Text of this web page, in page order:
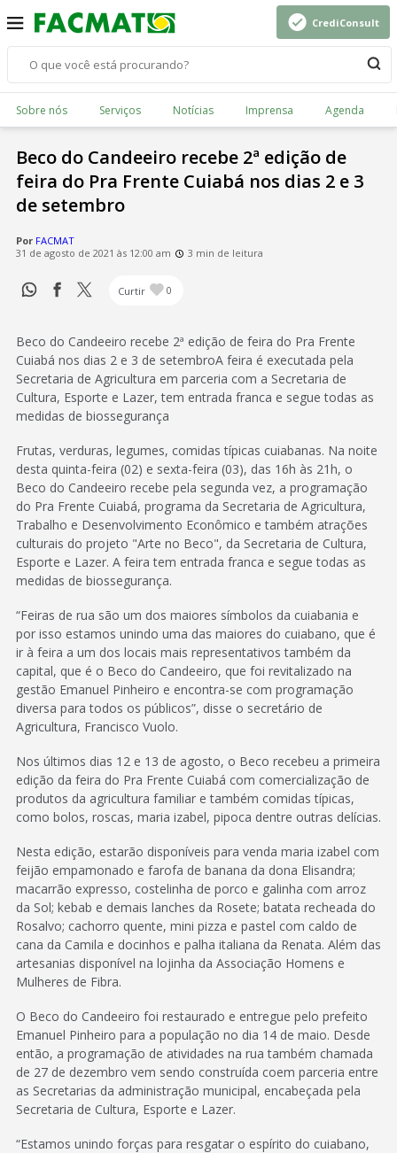
CrediConsult
Sobre nós Serviços Notícias Imprensa Agenda
Beco do Candeeiro recebe 2ª edição de
feira do Pra Frente Cuiabá nos dias 2 e 3
de setembro
Por FACMAT
31 de agosto de 2021 às 12:00 am
3 min de leitura
Curtir 0
Beco do Candeeiro recebe 2ª edição de feira do Pra Frente
Cuiabá nos dias 2 e 3 de setembroA feira é executada pela
Secretaria de Agricultura em parceria com a Secretaria de
Cultura, Esporte e Lazer, tem entrada franca e segue todas as
medidas de biossegurança
Frutas, verduras, legumes, comidas típicas cuiabanas. Na noite
desta quinta-feira (02) e sexta-feira (03), das 16h às 21h, o
Beco do Candeeiro recebe pela segunda vez, a programação
do Pra Frente Cuiabá, programa da Secretaria de Agricultura,
Trabalho e Desenvolvimento Econômico e também atrações
culturais do projeto "Arte no Beco", da Secretaria de Cultura,
Esporte e Lazer. A feira tem entrada franca e segue todas as
medidas de biossegurança.
“Feiras de rua são um dos maiores símbolos da cuiabania e
por isso estamos unindo uma das maiores do cuiabano, que é
ir à feira a um dos locais mais representativos também da
capital, que é o Beco do Candeeiro, que foi revitalizado na
gestão Emanuel Pinheiro e encontra-se com programação
diversa para todos os públicos”, disse o secretário de
Agricultura, Francisco Vuolo.
Nos últimos dias 12 e 13 de agosto, o Beco recebeu a primeira
edição da feira do Pra Frente Cuiabá com comercialização de
produtos da agricultura familiar e também comidas típicas,
como bolos, roscas, maria izabel, pipoca dentre outras delícias.
Nesta edição, estarão disponíveis para venda maria izabel com
feijão empamonado e farofa de banana da dona Elisandra;
macarrão expresso, costelinha de porco e galinha com arroz
da Sol; kebab e demais lanches da Rosete; batata recheada do
Rosalvo; cachorro quente, mini pizza e pastel com caldo de
cana da Camila e docinhos e palha italiana da Renata. Além das
artesanias disponível na lojinha da Associação Homens e
Mulheres de Fibra.
O Beco do Candeeiro foi restaurado e entregue pelo prefeito
Emanuel Pinheiro para a população no dia 14 de maio. Desde
então, a programação de atividades na rua também chamada
de 27 de dezembro vem sendo construída coem parceria entre
as Secretarias da administração municipal, encabeçada pela
Secretaria de Cultura, Esporte e Lazer.
“Estamos unindo forças para resgatar o espírito do cuiabano,